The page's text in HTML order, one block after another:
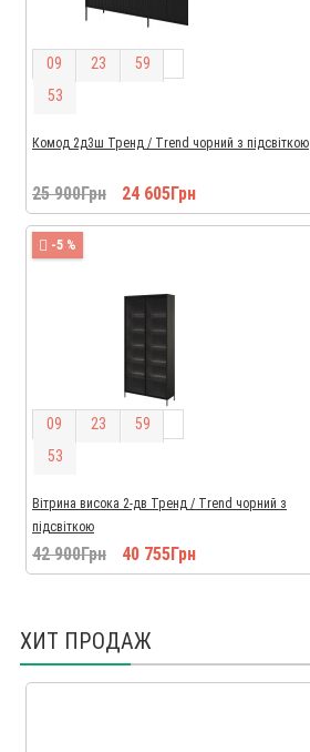
09 23 59
52
Комод 2д3ш Тренд / Trend чорний з підсвіткою
25 900Грн 24 605Грн
-5 %
09 23 59
52
Вітрина висока 2-дв Тренд / Trend чорний з
підсвіткою
42 900Грн 40 755Грн
ХИТ ПРОДАЖ